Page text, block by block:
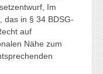
Im
das in § 34 BDSG-
auf
Nähe zum